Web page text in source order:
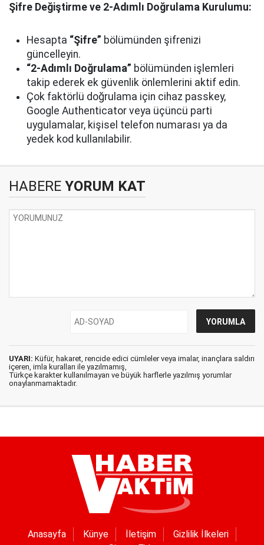
Şifre Değiştirme ve 2-Adımlı Doğrulama Kurulumu:
Hesapta “Şifre” bölümünden şifrenizi
güncelleyin.
“2-Adımlı Doğrulama” bölümünden işlemleri
takip ederek ek güvenlik önlemlerini aktif edin.
Çok faktörlü doğrulama için cihaz passkey,
Google Authenticator veya üçüncü parti
uygulamalar, kişisel telefon numarası ya da
yedek kod kullanılabilir.
HABERE YORUM KAT
UYARI: Küfür, hakaret, rencide edici cümleler veya imalar, inançlara saldırı
içeren, imla kuralları ile yazılmamış,
Türkçe karakter kullanılmayan ve büyük harflerle yazılmış yorumlar
onaylanmamaktadır.
Anasayfa Künye İletişim
Gizlilik İlkeleri